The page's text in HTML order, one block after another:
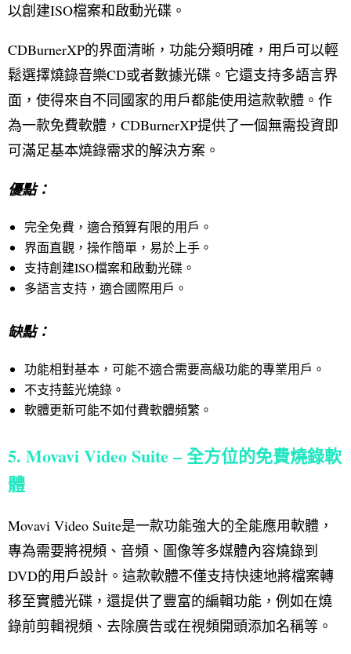
以創建ISO檔案和啟動光碟。
CDBurnerXP的界面清晰，功能分類明確，用戶可以輕
鬆選擇燒錄音樂CD或者數據光碟。它還支持多語言界
面，使得來自不同國家的用戶都能使用這款軟體。作
為一款免費軟體，CDBurnerXP提供了一個無需投資即
可滿足基本燒錄需求的解決方案。
優點：
完全免費，適合預算有限的用戶。
界面直觀，操作簡單，易於上手。
支持創建ISO檔案和啟動光碟。
多語言支持，適合國際用戶。
缺點：
功能相對基本，可能不適合需要高級功能的專業用戶。
不支持藍光燒錄。
軟體更新可能不如付費軟體頻繁。
5. Movavi Video Suite – 全方位的免費燒錄軟
體
Movavi Video Suite是一款功能強大的全能應用軟體，
專為需要將視頻、音頻、圖像等多媒體內容燒錄到
DVD的用戶設計。這款軟體不僅支持快速地將檔案轉
移至實體光碟，還提供了豐富的編輯功能，例如在燒
錄前剪輯視頻、去除廣告或在視頻開頭添加名稱等。